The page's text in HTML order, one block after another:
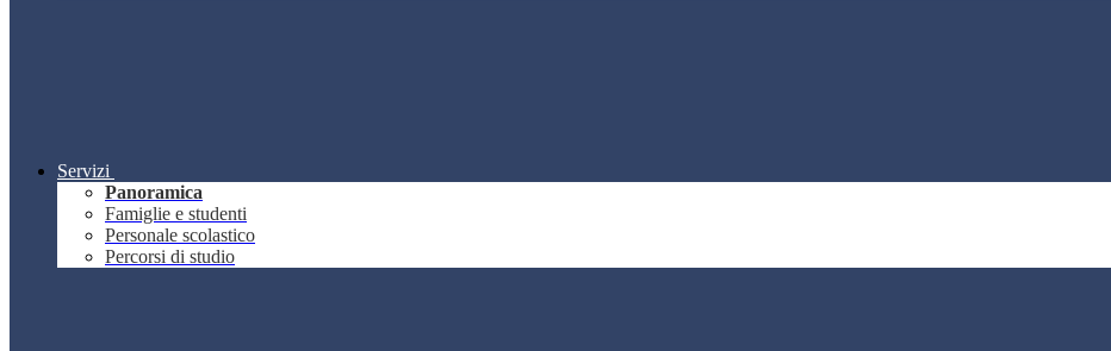
Servizi
Panoramica
Famiglie e studenti
Personale scolastico
Percorsi di studio